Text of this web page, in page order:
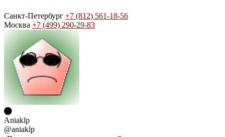
Санкт-Петербург +7 (812) 561-18-56
Москва +7 (499) 290-29-83
Aniaklp
@aniaklp